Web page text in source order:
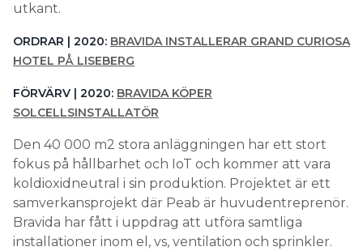
utkant.
ORDRAR | 2020: BRAVIDA INSTALLERAR GRAND CURIOSA
HOTEL PÅ LISEBERG
FÖRVÄRV | 2020: BRAVIDA KÖPER
SOLCELLSINSTALLATÖR
Den 40 000 m2 stora anläggningen har ett stort
fokus på hållbarhet och IoT och kommer att vara
koldioxidneutral i sin produktion. Projektet är ett
samverkansprojekt där Peab är huvudentreprenör.
Bravida har fått i uppdrag att utföra samtliga
installationer inom el, vs, ventilation och sprinkler.